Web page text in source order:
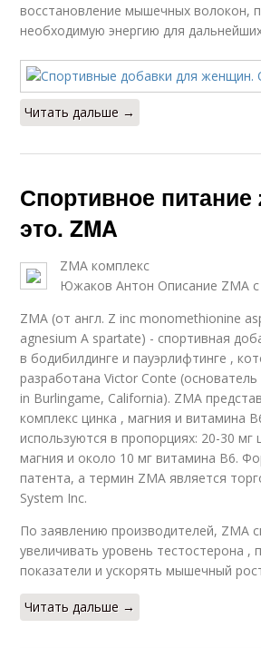
восстановление мышечных волокон,
необходимую энергию для
Читать дальше →
Спортивное питание
это. ZMA
ZMA комплекс
Южаков Антон Описание ZMA с
ZMA (от англ. Z inc monomethionine
agnesium A spartate) - спортивная
в бодибилдинге и пауэрлифтинге ,
разработана Victor Conte
in Burlingame, California). ZMA
комплекс цинка , магния и витамина
используются в пропорциях: 20-30 мг
магния и около 10 мг витамина В6.
патента, а термин ZMA является
System Inc.
По заявлению производителей, ZMA
увеличивать уровень тестостерона
показатели и ускорять мышечный
Читать дальше →